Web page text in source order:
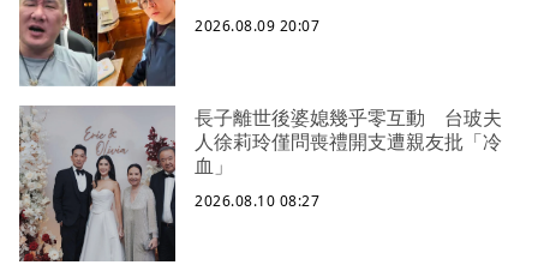
2026.08.09 20:07
長子離世後婆媳幾乎零互動 台玻夫
人徐莉玲僅問喪禮開支遭親友批「冷
血」
2026.08.10 08:27